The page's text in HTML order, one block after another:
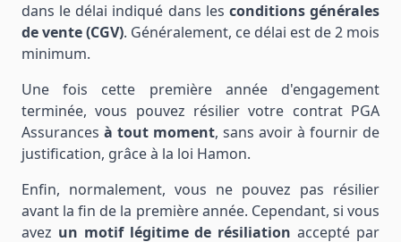
dans le délai indiqué dans les conditions générales
de vente (CGV). Généralement, ce délai est de 2 mois
minimum.
Une fois cette première année d'engagement
terminée, vous pouvez résilier votre contrat PGA
Assurances à tout moment, sans avoir à fournir de
justification, grâce à la loi Hamon.
Enfin, normalement, vous ne pouvez pas résilier
avant la fin de la première année. Cependant, si vous
avez un motif légitime de résiliation accepté par